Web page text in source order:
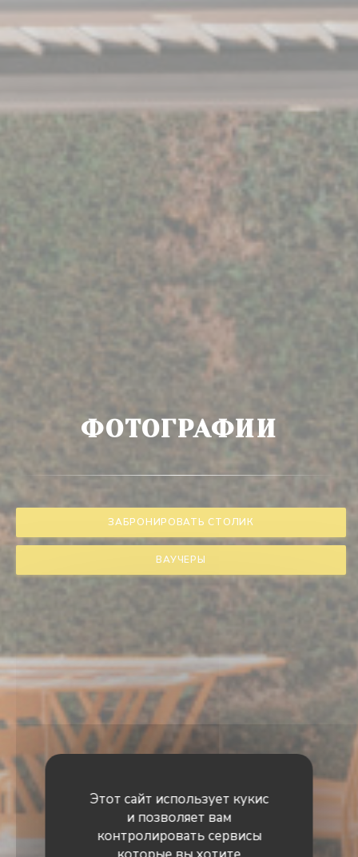
Этот сайт использует кукис
и позволяет вам
контролировать сервисы
ФОТОГРАФИИ
ЗАБРОНИРОВАТЬ СТОЛИК
ВАУЧЕРЫ